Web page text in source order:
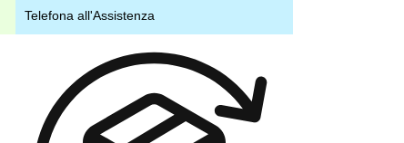
Telefona all'Assistenza